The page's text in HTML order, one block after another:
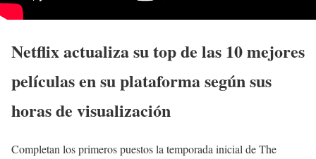
Netflix actualiza su top de las 10 mejores
películas en su plataforma según sus
horas de visualización
Completan los primeros puestos la temporada inicial de The